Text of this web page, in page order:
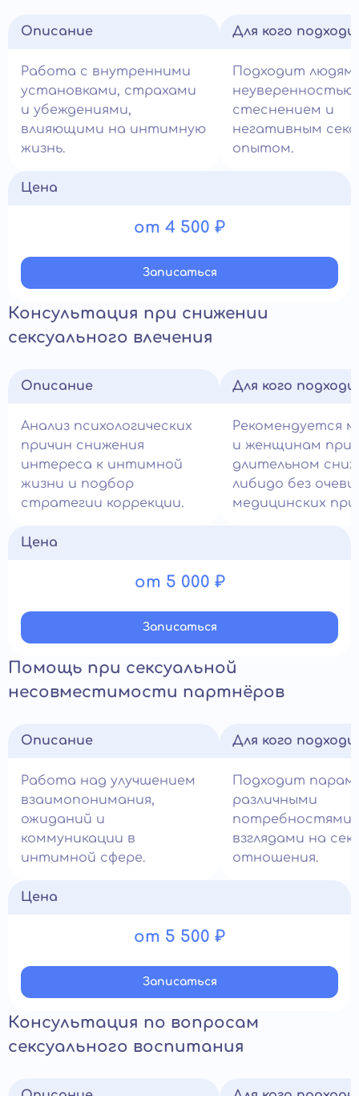
Описание
Работа с внутренними
установками, страхами
и убеждениями,
влияющими на интимную
жизнь.
Для кого
Подходит людям
неуверенностью
стеснением и
негативным
опытом.
Цена
от 4 500 ₽
Записатьcя
Консультация при снижении
сексуального влечения
Описание
Анализ психологических
причин снижения
интереса к интимной
жизни и подбор
стратегии коррекции.
Для кого
Рекомендуется
и женщинам при
длительном
либидо без
медицинских
Цена
от 5 000 ₽
Записатьcя
Помощь при сексуальной
несовместимости партнёров
Описание
Работа над улучшением
взаимопонимания,
ожиданий и
коммуникации в
интимной сфере.
Для кого
Подходит парам
различными
потребностями
взглядами на
отношения.
Цена
от 5 500 ₽
Записатьcя
Консультация по вопросам
сексуального воспитания